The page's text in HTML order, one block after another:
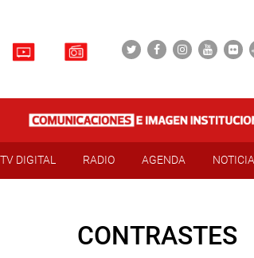
TV DIGITAL RADIO AGENDA
CONTRASTES